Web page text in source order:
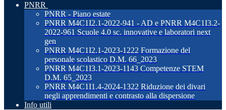
PNRR
PNRR - Piano estate
PNRR M4C1I2.1-2022-941 - AD e PNRR M4C1I3.2-
2022-961 Scuole 4.0 sc. innovative e laboratori next
gen
PNRR M4C1I2.1-2023-1222 Formazione del
personale scolastico D.M. 66_2023
PNRR M4C1I3.1-2023-1143 Competenze STEM
D.M. 65_2023
PNRR M4C1I1.4-2024-1322 Riduzione dei divari
negli apprendimenti e contrasto alla dispersione
Info utili